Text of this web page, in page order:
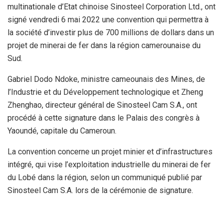
multinationale d’Etat chinoise Sinosteel Corporation Ltd., ont
signé vendredi 6 mai 2022 une convention qui permettra à
la société d’investir plus de 700 millions de dollars dans un
projet de minerai de fer dans la région camerounaise du
Sud.
Gabriel Dodo Ndoke, ministre cameounais des Mines, de
l’Industrie et du Développement technologique et Zheng
Zhenghao, directeur général de Sinosteel Cam S.A., ont
procédé à cette signature dans le Palais des congrès à
Yaoundé, capitale du Cameroun.
La convention concerne un projet minier et d’infrastructures
intégré, qui vise l’exploitation industrielle du minerai de fer
du Lobé dans la région, selon un communiqué publié par
Sinosteel Cam S.A. lors de la cérémonie de signature.